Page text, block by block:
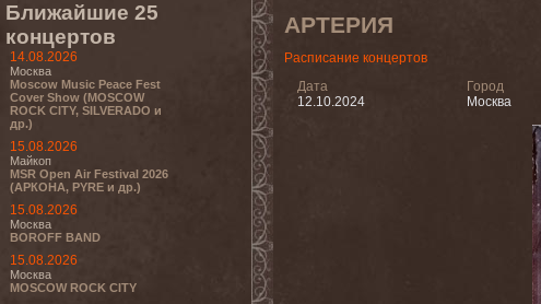
Ближайшие 25
концертов
14.08.2026
Москва
Moscow Music Peace Fest
Cover Show (MOSCOW
ROCK CITY, SILVERADO и
др.)
15.08.2026
Майкоп
MSR Open Air Festival 2026
(АРКОНА, PYRE и др.)
15.08.2026
Москва
BOROFF BAND
15.08.2026
Москва
MOSCOW ROCK CITY
АРТЕРИЯ
Расписание концертов
Дата
12.10.2024
Город
Москва